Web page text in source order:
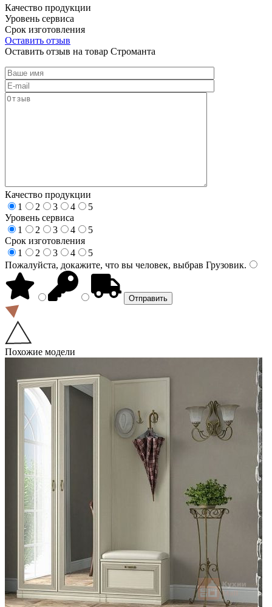
Качество продукции
Уровень сервиса
Срок изготовления
Оставить отзыв
Оставить отзыв на товар Строманта
Качество продукции
1
2 3 4
5
Уровень сервиса
1
2 3 4
5
Срок изготовления
1
2 3 4
5
Пожалуйста, докажите, что вы человек, выбрав Грузовик.
Похожие модели